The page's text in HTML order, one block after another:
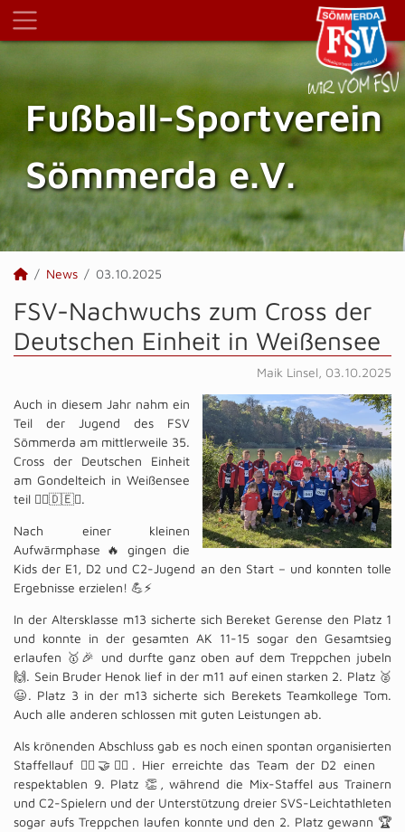
Fußball-Sportverein
Sömmerda e.V.
News 03.10.2025
FSV-Nachwuchs zum Cross der
Deutschen Einheit in Weißensee
Maik Linsel, 03.10.2025
Auch in diesem Jahr nahm ein
Teil der Jugend des FSV
Sömmerda am mittlerweile 35.
Cross der Deutschen Einheit
am Gondelteich in Weißensee
teil 🏃‍♂️🇩🇪✨.
Nach einer kleinen
Aufwärmphase 🔥 gingen die
Kids der E1, D2 und C2-Jugend an den Start – und konnten tolle
Ergebnisse erzielen! 💪⚡️
In der Altersklasse m13 sicherte sich Bereket Gerense den Platz 1
und konnte in der gesamten AK 11-15 sogar den Gesamtsieg
erlaufen 🥇🎉 und durfte ganz oben auf dem Treppchen jubeln
🙌. Sein Bruder Henok lief in der m11 auf einen starken 2. Platz 🥈
😃. Platz 3 in der m13 sicherte sich Berekets Teamkollege Tom.
Auch alle anderen schlossen mit guten Leistungen ab.
Als krönenden Abschluss gab es noch einen spontan organisierten
Staffellauf 🏃‍♀️🤝🏃‍♂️. Hier erreichte das Team der D2 einen
respektablen 9. Platz 👏, während die Mix-Staffel aus Trainern
und C2-Spielern und der Unterstützung dreier SVS-Leichtathleten
sogar aufs Treppchen laufen konnte und den 2. Platz gewann 🏆